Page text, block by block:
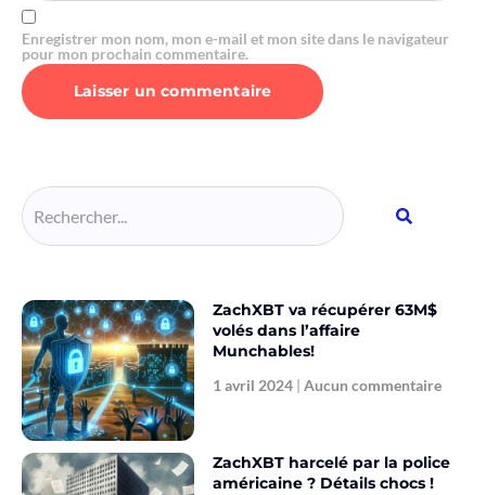
Enregistrer mon nom, mon e-mail et mon site dans le navigateur
pour mon prochain commentaire.
ZachXBT va récupérer 63M$
volés dans l’affaire
Munchables!
1 avril 2024 Aucun commentaire
ZachXBT harcelé par la police
américaine ? Détails chocs !